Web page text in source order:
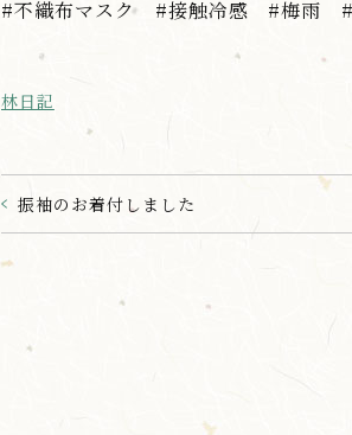
#不織布マスク #接触冷感 #梅雨 #
林日記
振袖のお着付しました